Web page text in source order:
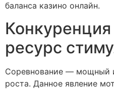
баланса казино онлайн.
ресурс
Соревнование — мощный
роста. Данное явление